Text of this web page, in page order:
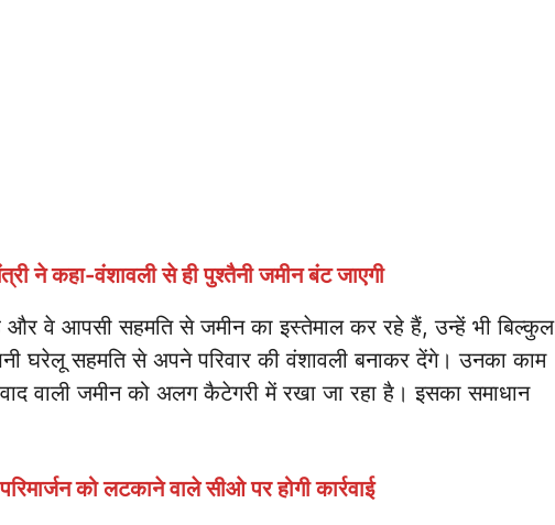
ने कहा-वंशावली से ही पुश्तैनी जमीन बंट जाएगी
और वे आपसी सहमति से जमीन का इस्तेमाल कर रहे हैं, उन्हें भी बिल्कुल
घरेलू सहमति से अपने परिवार की वंशावली बनाकर देंगे। उनका काम
वाली जमीन को अलग कैटेगरी में रखा जा रहा है। इसका समाधान
को लटकाने वाले सीओ पर होगी कार्रवाई